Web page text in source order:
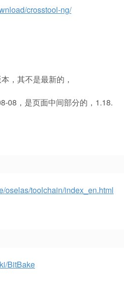
crosstool-ng/
，其不是最新的，
08，是页面中间部分的，1.18.
oselas/toolchain/index_en.html
BitBake